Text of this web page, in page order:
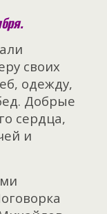
своих
одежду,
Добрые
сердца,
и